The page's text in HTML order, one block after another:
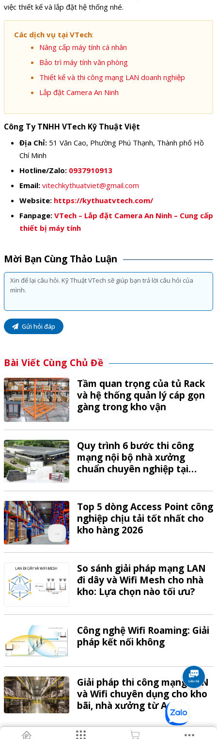
việc thiết kế và lắp đặt hệ thống nhé.
Các dịch vụ tại VTech:
Nâng cấp máy tính cá nhân
Bảo trì máy tính văn phòng
Thiết kế và thi công mạng LAN doanh nghiệp
Lắp đặt Camera An Ninh
Công Ty TNHH VTech Kỹ Thuật Việt
Địa Chỉ: 51 Văn Cao, Phường Phú Thạnh, Thành phố Hồ
Chí Minh
Hotline/Zalo: 0937910913
Email: vitechkythuatviet@gmail.com
Website: https://kythuatvtech.com/
Fanpage: VTech – Lắp đặt Camera An Ninh – Cung cấp
thiết bị máy tính
Mời Bạn Cùng Thảo Luận
Gửi hỏi đáp
Bài Viết Cùng Chủ Đề
Tầm quan trọng của tủ Rack
và hệ thống quản lý cáp gọn
gàng trong kho vận
Quy trình 6 bước thi công
mạng nội bộ nhà xưởng
chuẩn chuyên nghiệp tại
Top 5 dòng Access Point công
nghiệp chịu tải tốt nhất cho
kho hàng 2026
So sánh giải pháp mạng LAN
đi dây và Wifi Mesh cho nhà
kho: Lựa chọn nào tối ưu?
Công nghệ Wifi Roaming: Giải
pháp kết nối không
Giải pháp thi công mạng LAN
và Wifi chuyên dụng cho kho
bãi, nhà xưởng từ A-Z